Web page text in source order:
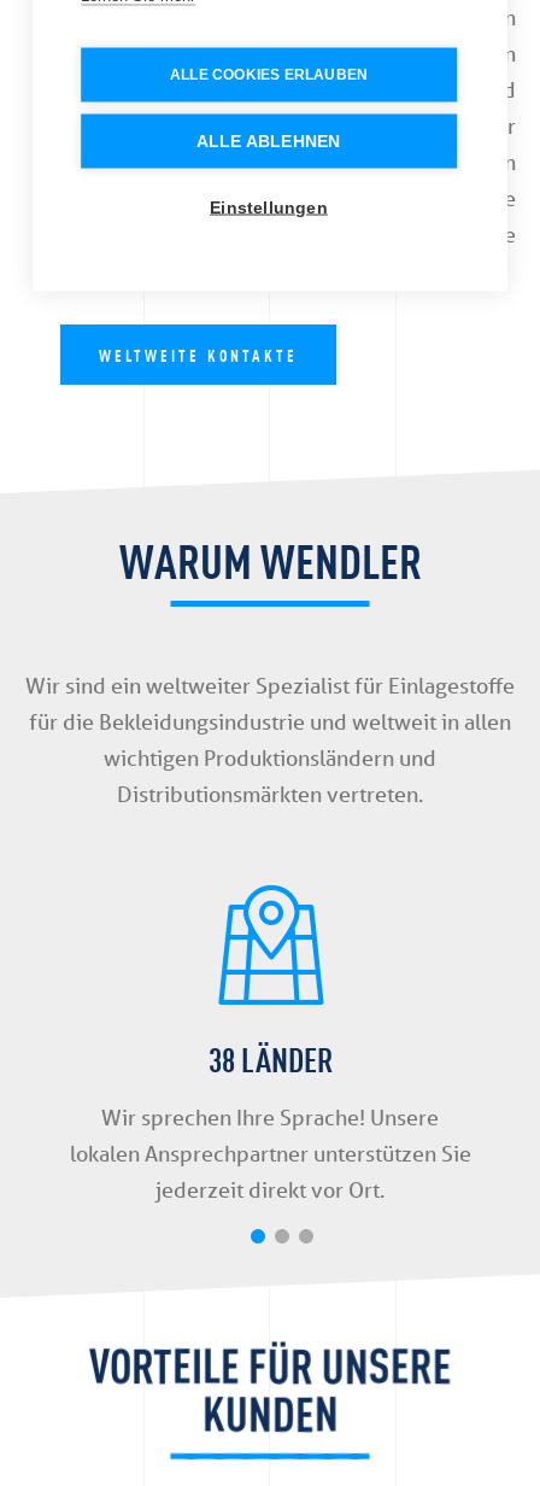
Lagerzentren. Dank unserer langjährigen
Erfahrung haben wir einen umfassenden
Einblick in die globalen Lieferketten und
kennen die einzigartigen Fähigkeiten der
einzelnen Produktionsstätten. Wir helfen Ihnen
gerne auch bei Bedarf, die perfekte
Produktionsstätte für Ihre
WELTWEITE KONTAKTE
WARUM WENDLER
Wir sind ein weltweiter Spezialist für Einlagestoffe
für die Bekleidungsindustrie und weltweit in allen
wichtigen Produktionsländern und
Distributionsmärkten vertreten.
38 LÄNDER
Wir sprechen Ihre Sprache! Unsere
lokalen Ansprechpartner unterstützen Sie
jederzeit direkt vor Ort.
VORTEILE FÜR UNSERE
KUNDEN
ALLE COOKIES ERLAUBEN
ALLE ABLEHNEN
Einstellungen